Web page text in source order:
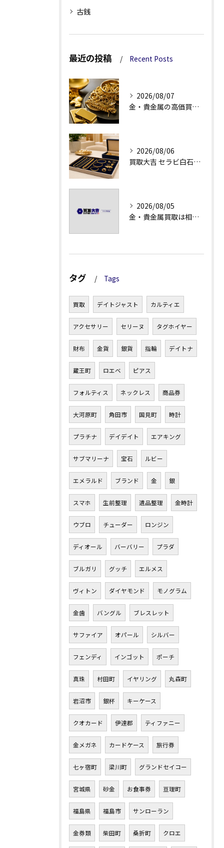
古銭
最近の投稿 Recent Posts
2026/08/07
金・貴金属の高価買取へ、相場差と手数料を見る
2026/08/06
買取大吉 セラビ白石店の金・貴金属買取で迷わない強み
2026/08/05
金・貴金属買取は相場急落日こそ査定のポイントを押さえる
タグ Tags
買取 デイトジャスト カルティエ
アクセサリー セリーヌ タグホイヤー
財布 金貨 銀貨 指輪 デイトナ
蔵王町 ロエベ ピアス
フォルティス ネックレス 商品券
大河原町 角田市 国見町 時計
プラチナ デイデイト エアキング
サブマリーナ 宝石 ルビー
エメラルド ブランド 金 銀
スマホ 生前整理 遺品整理 金時計
ウブロ チューダー ロンジン
ディオール バーバリー プラダ
ブルガリ グッチ エルメス
ヴィトン ダイヤモンド モノグラム
金歯 バングル ブレスレット
サファイア オパール シルバー
フェンディ インゴット ポーチ
真珠 村田町 イヤリング 丸森町
岩沼市 銀杯 キーケース
クオカード 伊達郡 ティファニー
金メガネ カードケース 旅行券
七ヶ宿町 梁川町 グランドセイコー
宮城県 砂金 お食事券 亘理町
福島県 福島市 サンローラン
金券類 柴田町 桑折町 クロエ